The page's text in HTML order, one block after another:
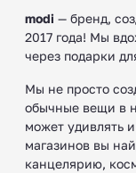
modi — бренд,
2017 года! Мы
через подарки
Мы не просто
обычные вещи в
может удивлять
магазинов вы
канцелярию,